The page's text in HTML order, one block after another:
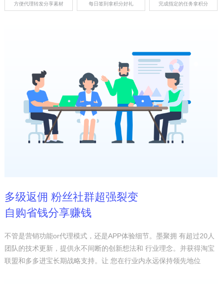
方便代理转发分享素材 每日签到拿积分好礼 完成指定的任务拿积分
多级返佣 粉丝社群超强裂变
自购省钱分享赚钱
不管是营销功能or代理模式，还是APP体验细节。墨聚拥 有超过20人
团队的技术更新，提供永不间断的创新想法和 行业理念。并获得淘宝
联盟和多多进宝长期战略支持。让 您在行业内永远保持领先地位